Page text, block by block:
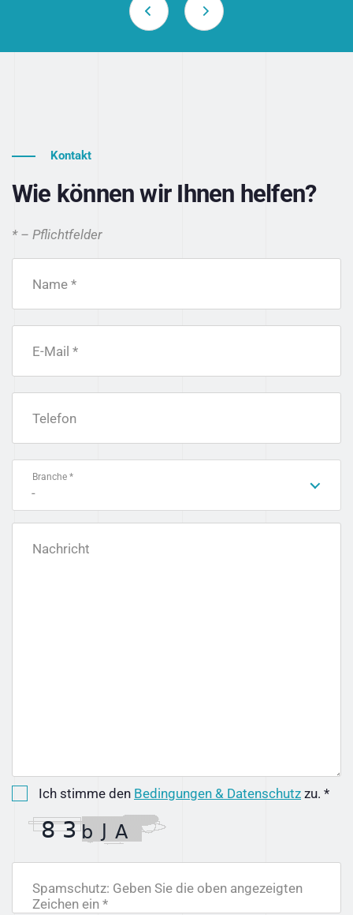
Kontakt
Wie können wir Ihnen helfen?
* – Pflichtfelder
Name *
E-Mail *
Telefon
Branche *
-
Nachricht
Ich stimme den Bedingungen & Datenschutz zu. *
Spamschutz: Geben Sie die oben angezeigten
Zeichen ein *